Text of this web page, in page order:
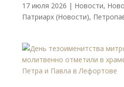
17 июля 2026 | Новости,
Патриарх (Новости),